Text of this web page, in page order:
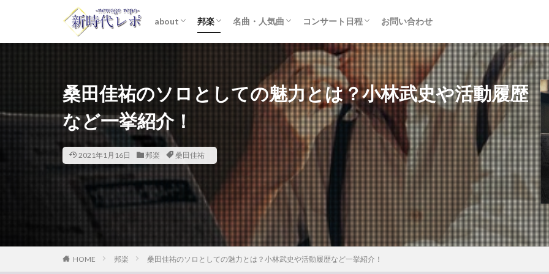
about 邦楽
STARTO ENTERTAINMENT (旧ジャニーズ)
名曲・人気曲
おすすめアルバム
コンサート日程
セトリ・まとめ
ライブレポ
カード枠
お問い合わせ
桑田佳祐のソロとしての魅力とは？小林武史や活動履歴
など一挙紹介！
2021年1月16日 邦楽 桑田佳祐
HOME 邦楽 桑田佳祐のソロとしての魅力とは？小林武史や活動履歴など一挙紹介！